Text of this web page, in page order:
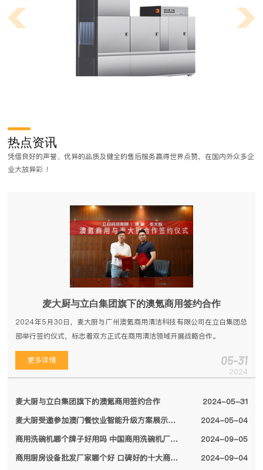
近年来，受人力成本过大、食品安全问题频发等压力，商用洗碗机开始在
餐饮行业逐渐得到了应用，越 来越多的餐饮企业开始认识到了洗碗机带来
的好处。商用洗碗机按结构可分为揭盖式洗碗机、通道式洗 碗机、长龙式
洗碗机。
热点资讯
凭借良好的声誉、优异的品质及健全的售后服务赢得世界点赞，在国内外众多企
业大放异彩 ！
麦大厨与立白集团旗下的澳氪商用签约合作
2024年5月30日，麦大厨与广州澳氪商用清洁科技有限公司在立白集团总
部举行签约仪式，标志着双方正式在商用清洁领域开展战略合作。
更多详情 05-31
2024
麦大厨与立白集团旗下的澳氪商用签约合作
2024-05-31
麦大厨受邀参加澳门餐饮业智能升级方案展示会，备受特区领导关注
2024-05-04
商用洗碗机哪个牌子好用吗 中国商用洗碗机厂家排名前十名单2024
2024-09-05
商用厨房设备批发厂家哪个好 口碑好的十大商用厨房设备厂家名单2024
2024-09-04